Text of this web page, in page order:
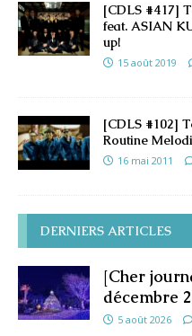
[CDLS #417]
feat. ASIAN
up!
15 août 2019
[CDLS #102]
Routine
16 mai 2011
DERNIERS ARTICLES
[Cher
décembre
5 août 2026